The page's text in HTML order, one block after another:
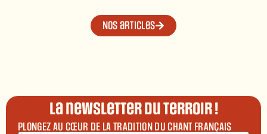
Nos articles
La newsletter du terroir !
PLONGEZ AU CŒUR DE LA TRADITION DU CHANT FRANÇAIS